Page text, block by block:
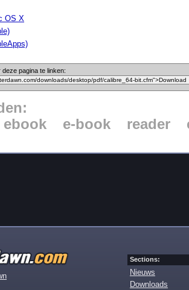
OS X
pagina te linken:
ebook e-book reader
Sections:
Nieuws
Downloads